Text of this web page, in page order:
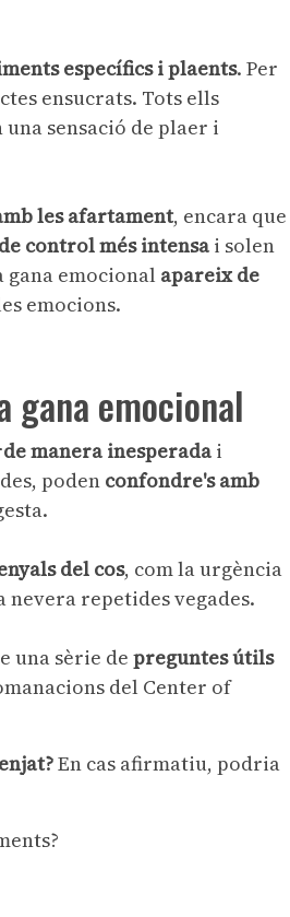
específics i plaents. Per
ensucrats. Tots ells
una sensació de plaer i
les afartament, encara que
control més intensa i solen
gana emocional apareix de
emocions.
emocional
de manera inesperada i
poden confondre's amb
del cos, com la urgència
repetides vegades.
una sèrie de preguntes útils
del Center of
En cas afirmatiu, podria